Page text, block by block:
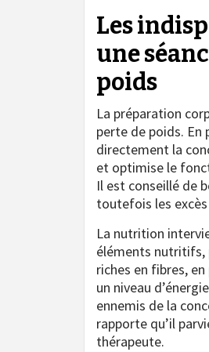
Les
une
poids
La préparation
perte de poids. En
directement la
et optimise le
Il est conseillé de
toutefois les
La nutrition
éléments nutritifs,
riches en fibres,
un niveau
ennemis de la
rapporte qu’il
thérapeute.